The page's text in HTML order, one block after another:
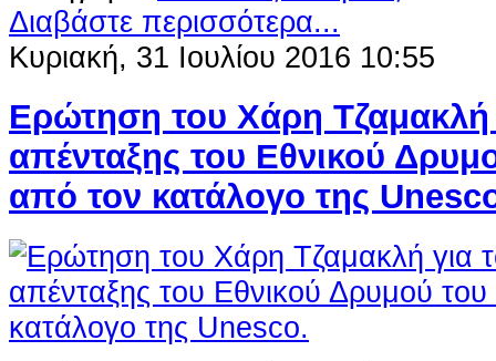
Διαβάστε περισσότερα...
Κυριακή, 31 Ιουλίου 2016 10:55
Ερώτηση του Χάρη Τζαμακλή
απένταξης του Εθνικού
από τον κατάλογο της